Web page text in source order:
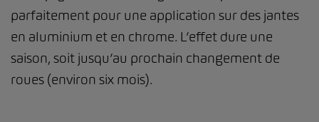
parfaitement pour une application sur des jantes
en aluminium et en chrome. L’effet dure une
saison, soit jusqu’au prochain changement de
roues (environ six mois).